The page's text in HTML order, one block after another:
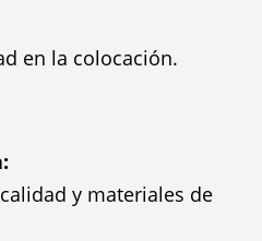
en la colocación.
y materiales de